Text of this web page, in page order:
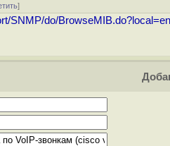
]
SNMP/do/